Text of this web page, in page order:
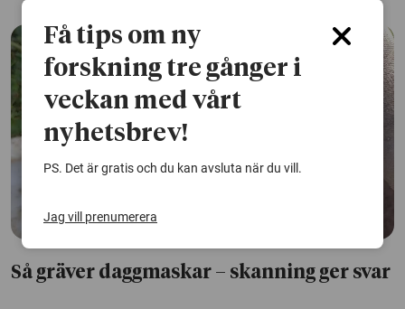
Så gräver daggmaskar – skanning ger svar
Få tips om ny
forskning tre gånger i
veckan med vårt
nyhetsbrev!
PS. Det är gratis och du kan avsluta när du vill.
Jag vill prenumerera